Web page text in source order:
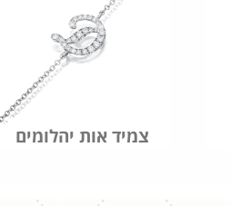
צמיד אות יהלומים